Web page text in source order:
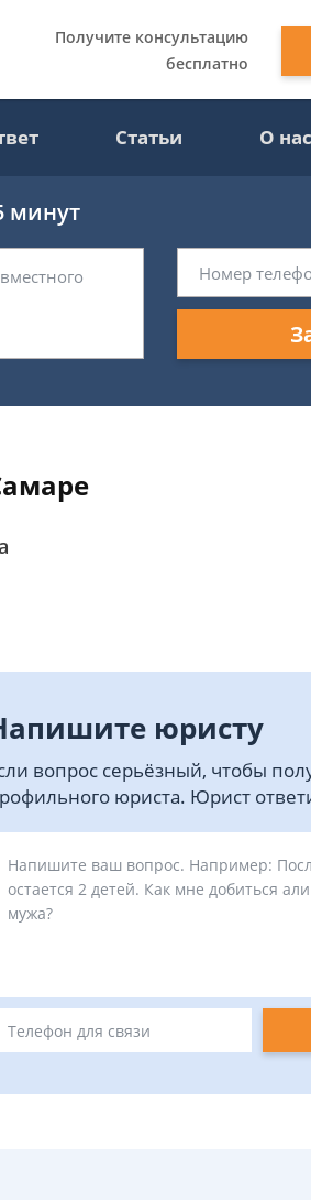
Получите консультацию
бесплатно
Статьи О нас
минут
юристу
вопрос серьёзный, чтобы
юриста. Юрист